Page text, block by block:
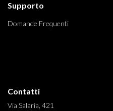
Supporto
Domande Frequenti
Contatti
Via Salaria, 421